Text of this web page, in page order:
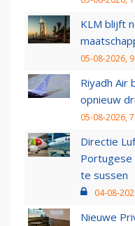
KLM blijft
05-08-2026,
Riyadh Air
opnieuw
05-08-2026,
Directie
Portugese
te sussen
04-08-
Nieuwe